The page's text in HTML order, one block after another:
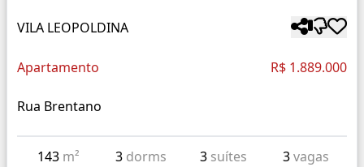
VILA LEOPOLDINA
Apartamento R$ 1.889.000
Rua Brentano
143 m² 3 dorms 3 suítes 3vagas